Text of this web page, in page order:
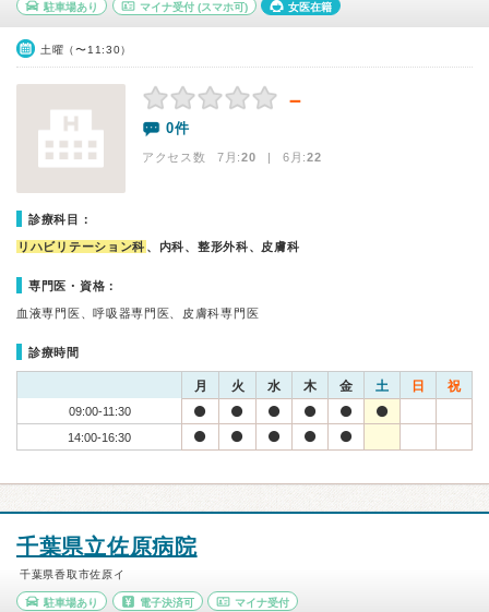
駐車場あり マイナ受付(スマホ可) 女医在籍
土曜（〜11:30）
－
0件
アクセス数 7月:20 | 6月:22
診療科目：
リハビリテーション科 、内科、整形外科、皮膚科
専門医・資格：
血液専門医、呼吸器専門医、皮膚科専門医
診療時間
月 火 水 木 金 土 日 祝
09:00-11:30
14:00-16:30
千葉県立佐原病院
千葉県香取市佐原イ
駐車場あり 電子決済可 マイナ受付